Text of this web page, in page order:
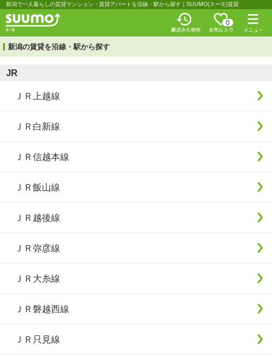
新潟で一人暮らしの賃貸マンション・賃貸アパートを沿線・駅から探す｜SUUMO(スーモ)賃貸
0
新潟の賃貸を沿線・駅から探す
JR
ＪＲ上越線
ＪＲ白新線
ＪＲ信越本線
ＪＲ飯山線
ＪＲ越後線
ＪＲ弥彦線
ＪＲ大糸線
ＪＲ磐越西線
ＪＲ只見線